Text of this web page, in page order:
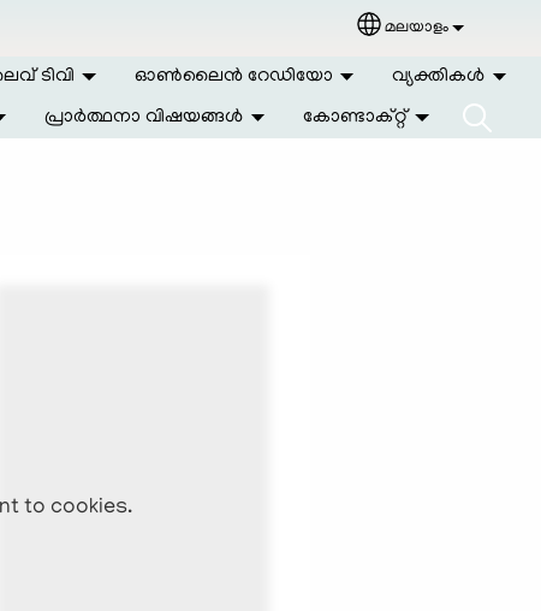
Select your
മലയാളം
ടിവി ഓണ്‍ലൈന്‍ റേഡിയോ
വ്യക്തികള്‍
പ്രാര്‍ത്ഥനാ വിഷയങ്ങള്‍ കോണ്ടാക്റ്റ്
to cookies.